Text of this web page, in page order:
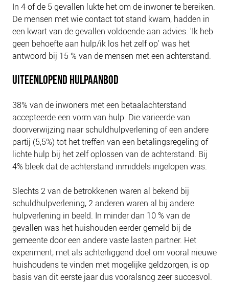
In 4 of de 5 gevallen lukte het om de inwoner te bereiken.
De mensen met wie contact tot stand kwam, hadden in
een kwart van de gevallen voldoende aan advies. 'Ik heb
geen behoefte aan hulp/ik los het zelf op' was het
antwoord bij 15 % van de mensen met een achterstand.
UITEENLOPEND HULPAANBOD
38% van de inwoners met een betaalachterstand
accepteerde een vorm van hulp. Die varieerde van
doorverwijzing naar schuldhulpverlening of een andere
partij (5,5%) tot het treffen van een betalingsregeling of
lichte hulp bij het zelf oplossen van de achterstand. Bij
4% bleek dat de achterstand inmiddels ingelopen was.
Slechts 2 van de betrokkenen waren al bekend bij
schuldhulpverlening, 2 anderen waren al bij andere
hulpverlening in beeld. In minder dan 10 % van de
gevallen was het huishouden eerder gemeld bij de
gemeente door een andere vaste lasten partner. Het
experiment, met als achterliggend doel om vooral nieuwe
huishoudens te vinden met mogelijke geldzorgen, is op
basis van dit eerste jaar dus vooralsnog zeer succesvol.